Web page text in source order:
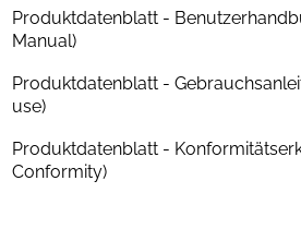
Anti-Skating Einstellung
Konstruktionsmerkmale
Antriebsart Riemenantrieb
Produktdatenblatt -
Manual)
Produktdatenblatt -
use)
Produktdatenblatt -
Conformity)